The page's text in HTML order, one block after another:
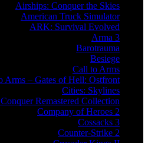
Airships: Conquer the Skies
American Truck Simulator
ARK: Survival Evolved
Arma 3
Barotrauma
Besiege
Call to Arms
Arms – Gates of Hell: Ostfront
Cities: Skylines
Remastered Collection
Company of Heroes 2
Cossacks 3
Counter-Strike 2